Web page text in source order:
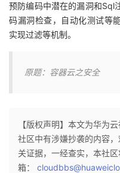
预防编码中潜在的漏洞和Sql
码漏洞检查，自动化测试等
实现过滤等机制。
原题：容器云之安全
【版权声明】本文为华为
社区中有涉嫌抄袭的内容
关证据，一经查实，本社
箱：